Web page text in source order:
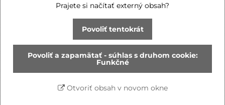
Prajete si načítať externý obsah?
Povoliť tentokrát
Povoliť a zapamätať - súhlas s druhom cookie:
Funkčné
Otvoriť obsah v novom okne